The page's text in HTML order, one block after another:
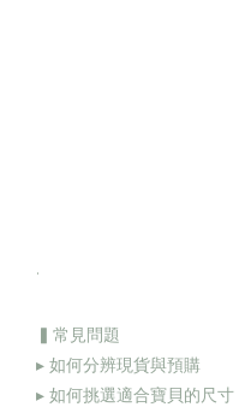
.
▍常見問題
▸ 如何分辨現貨與預購
▸ 如何挑選適合寶貝的尺寸